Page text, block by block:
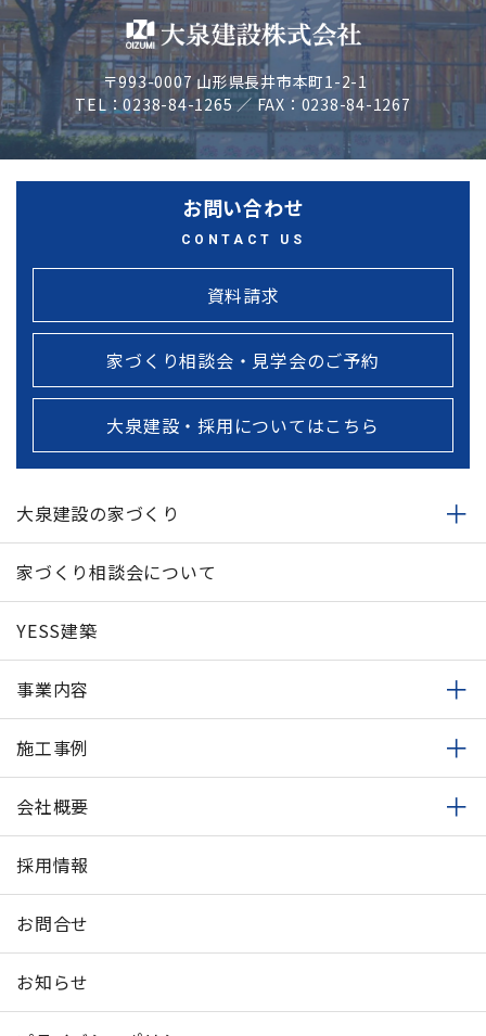
〒993-0007 山形県長井市本町1-2-1
TEL：0238-84-1265 ／ FAX：0238-84-1267
お問い合わせ
CONTACT US
資料請求
家づくり相談会・見学会のご予約
大泉建設・採用についてはこちら
大泉建設の家づくり
家づくり相談会について
YESS建築
事業内容
施工事例
会社概要
採用情報
お問合せ
お知らせ